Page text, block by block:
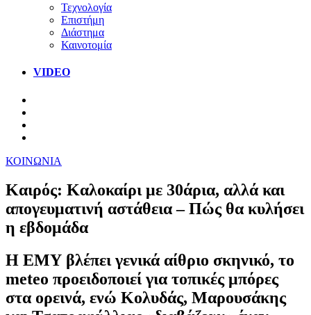
Τεχνολογία
Επιστήμη
Διάστημα
Καινοτομία
VIDEO
ΚΟΙΝΩΝΙΑ
Καιρός: Καλοκαίρι με 30άρια, αλλά και
απογευματινή αστάθεια – Πώς θα κυλήσει
η εβδομάδα
Η ΕΜΥ βλέπει γενικά αίθριο σκηνικό, το
meteo προειδοποιεί για τοπικές μπόρες
στα ορεινά, ενώ Κολυδάς, Μαρουσάκης